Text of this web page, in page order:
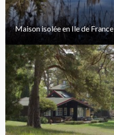
Maison isolée en Ile de France